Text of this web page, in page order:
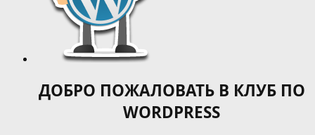
ДОБРО ПОЖАЛОВАТЬ В КЛУБ ПО
WORDPRESS